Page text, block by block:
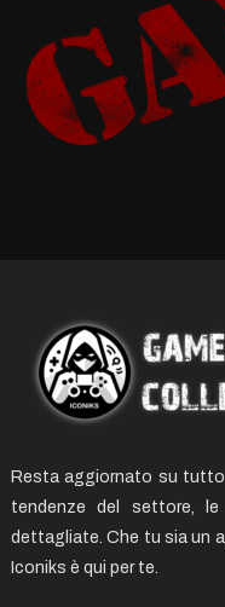
Resta aggiornato su
tendenze del settore, le
dettagliate. Che tu sia un
Iconiks è qui per te.